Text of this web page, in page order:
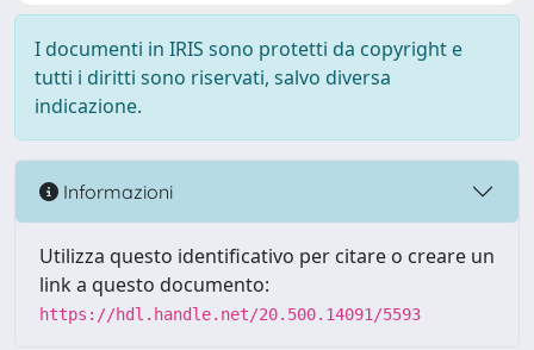
I documenti in IRIS sono protetti da copyright e
tutti i diritti sono riservati, salvo diversa
indicazione.
Informazioni
Utilizza questo identificativo per citare o creare un
link a questo documento:
https://hdl.handle.net/20.500.14091/5593